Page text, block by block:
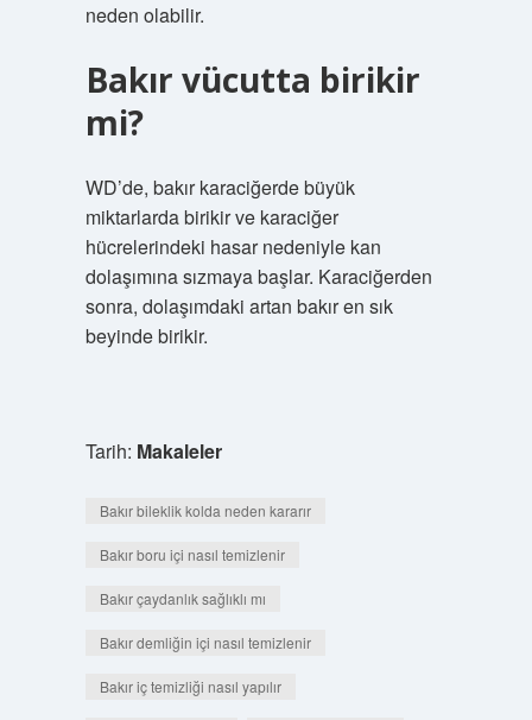
neden olabilir.
Bakır vücutta birikir
mi?
WD’de, bakır karaciğerde büyük
miktarlarda birikir ve karaciğer
hücrelerindeki hasar nedeniyle kan
dolaşımına sızmaya başlar. Karaciğerden
sonra, dolaşımdaki artan bakır en sık
beyinde birikir.
Tarih: Makaleler
Bakır bileklik kolda neden kararır
Bakır boru içi nasıl temizlenir
Bakır çaydanlık sağlıklı mı
Bakır demliğin içi nasıl temizlenir
Bakır iç temizliği nasıl yapılır